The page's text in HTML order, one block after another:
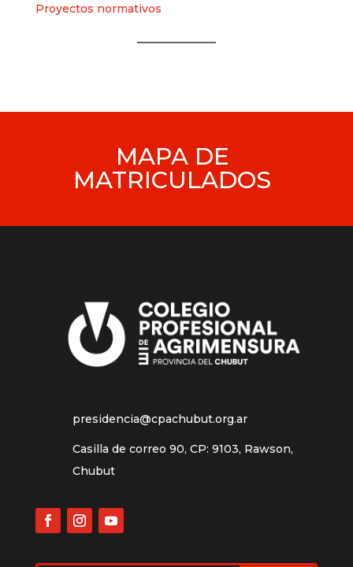
Proyectos normativos
MAPA DE
MATRICULADOS
presidencia@cpachubut.org.ar
Casilla de correo 90, CP: 9103, Rawson,
Chubut